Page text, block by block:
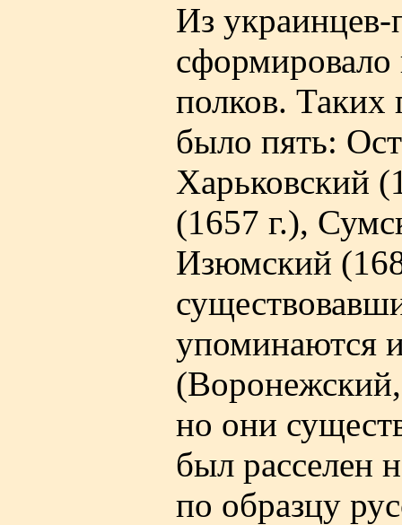
Из украинцев-
сформировало
полков. Таких
было пять:
Харьковский
(1657 г.),
Изюмский
упоминаются
но они
был расселен
по образцу